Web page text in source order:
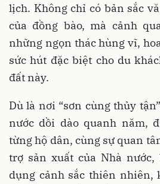
lịch. Không chỉ có bản sắc
của đồng bào, mà cảnh
những ngọn thác hùng vĩ,
sức hút đặc biệt cho du
đất này.
Dù là nơi “sơn cùng thủy
nước dồi dào quanh năm,
từng hộ dân, cùng sự quan
trợ sản xuất của Nhà
dụng cảnh sắc thiên nhiên,